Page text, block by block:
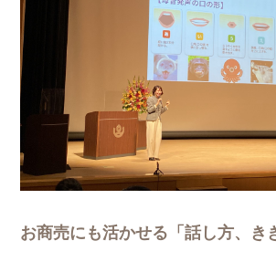
お商売にも活かせる「話し方、き